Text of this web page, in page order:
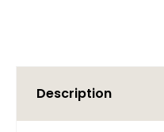
Description